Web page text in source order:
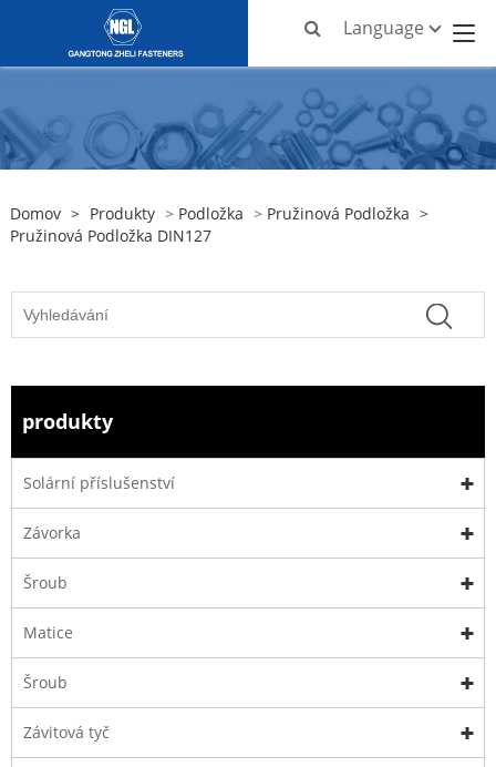
Language
Domov > Produkty > Podložka > Pružinová Podložka >
Pružinová Podložka DIN127
produkty
Solární příslušenství
Závorka
Šroub
Matice
Šroub
Závitová tyč